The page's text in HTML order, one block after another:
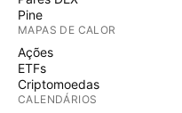
Pine
MAPAS DE CALOR
Ações
ETFs
Criptomoedas
CALENDÁRIOS